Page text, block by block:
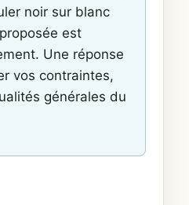
noir sur blanc
est
Une réponse
vos contraintes,
générales du